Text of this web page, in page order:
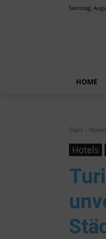
Samstag,
HOME
Start Hotels
Hotels